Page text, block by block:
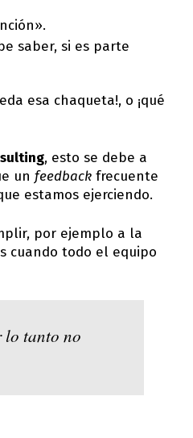
saber, si es parte
esa chaqueta!, o ¡qué
, esto se debe a
un feedback frecuente
estamos ejerciendo.
por ejemplo a la
cuando todo el equipo
lo tanto no